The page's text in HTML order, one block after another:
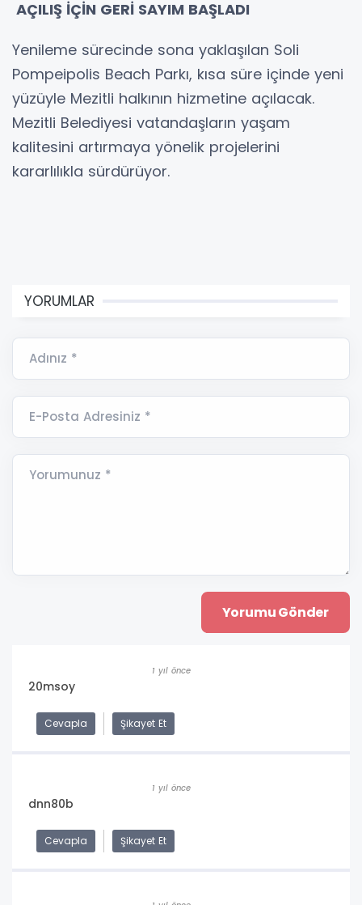
AÇILIŞ İÇİN GERİ SAYIM BAŞLADI
Yenileme sürecinde sona yaklaşılan Soli
Pompeipolis Beach Parkı, kısa süre içinde yeni
yüzüyle Mezitli halkının hizmetine açılacak.
Mezitli Belediyesi vatandaşların yaşam
kalitesini artırmaya yönelik projelerini
kararlılıkla sürdürüyor.
YORUMLAR
Adınız *
E-Posta Adresiniz *
Yorumunuz *
1 yıl önce
20msoy
Cevapla Şikayet Et
1 yıl önce
dnn80b
Cevapla Şikayet Et